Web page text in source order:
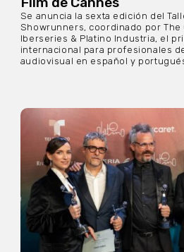
Se anuncia la sexta edición del
Showrunners, coordinado por The
Iberseries & Platino Industria, el
internacional para profesionales
audiovisual en español y